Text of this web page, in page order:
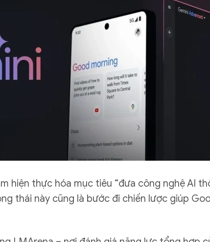
hiện thực hóa mục tiêu “đưa công nghệ AI
thái này cũng là bước đi chiến lược giúp